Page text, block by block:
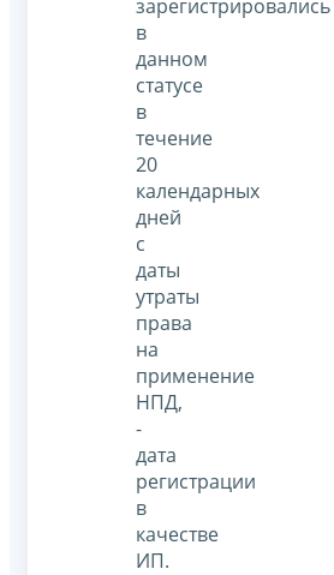
зарегистрировались
в
данном
статусе
в
течение
20
календарных
дней
с
даты
утраты
права
на
применение
НПД,
-
дата
регистрации
в
качестве
ИП.